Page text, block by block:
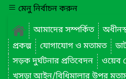
মেনু নির্বাচন করুন
আমাদের সম্পর্কিত
প্রকল্প
যোগাযোগ ও মতামত
সড়ক দুর্ঘটনার প্রতিবেদন
ওয়েব
খসড়া আইন/বিধিমালার উপর